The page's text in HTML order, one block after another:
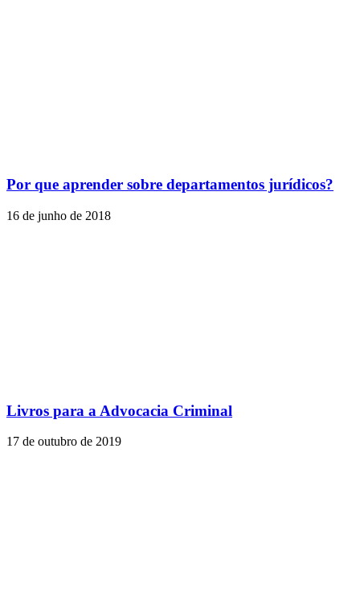
Por que aprender sobre departamentos jurídicos?
16 de junho de 2018
Livros para a Advocacia Criminal
17 de outubro de 2019